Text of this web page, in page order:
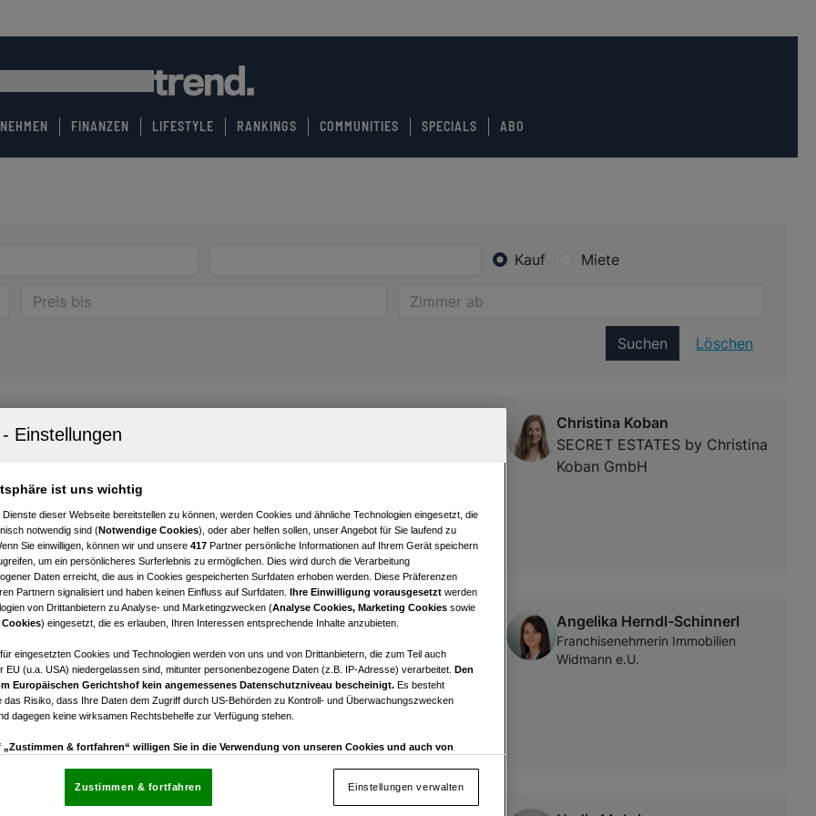
FINANZEN LIFESTYLE RANKINGS COMMUNITIES SPECIALS ABO
Kauf Miete
Suchen Löschen
am Wörther See
mit 700 qm Strandbereich samt mit Pool in idyllischer
6
Zimmer
€ 1.990.000,00
Kaufpreis
Christina Koban
SECRET ESTATES by Christina
Koban GmbH
5
Zimmer
€ 205.000,00
Kaufpreis
Angelika Herndl-Schinnerl
Franchisenehmerin Immobilien
Widmann e.U.
ist uns wichtig
Dienste dieser Webseite bereitstellen zu können, werden Cookies und ähnliche Technologien eingesetzt, die
notwendig sind (Notwendige Cookies), oder aber helfen sollen, unser Angebot für Sie laufend zu
Sie einwilligen, können wir und unsere 417 Partner persönliche Informationen auf Ihrem Gerät speichern
um ein persönlicheres Surferlebnis zu ermöglichen. Dies wird durch die Verarbeitung
Daten erreicht, die aus in Cookies gespeicherten Surfdaten erhoben werden. Diese Präferenzen
Partnern signalisiert und haben keinen Einfluss auf Surfdaten. Ihre Einwilligung vorausgesetzt werden
von Drittanbietern zu Analyse- und Marketingzwecken (Analyse Cookies, Marketing Cookies sowie
) eingesetzt, die es erlauben, Ihren Interessen entsprechende Inhalte anzubieten.
eingesetzten Cookies und Technologien werden von uns und von Drittanbietern, die zum Teil auch
EU (u.a. USA) niedergelassen sind, mitunter personenbezogene Daten (z.B. IP-Adresse) verarbeitet. Den
Europäischen Gerichtshof kein angemessenes Datenschutzniveau bescheinigt. Es besteht
das Risiko, dass Ihre Daten dem Zugriff durch US-Behörden zu Kontroll- und Überwachungszwecken
dagegen keine wirksamen Rechtsbehelfe zur Verfügung stehen.
„Zustimmen & fortfahren“ willigen Sie in die Verwendung von unseren Cookies und auch von
die sich auf jeder Seite unten im Footer befinden.
Einstellungen verwalten
Zustimmen & fortfahren